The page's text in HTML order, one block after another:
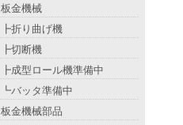
板金機械
┣折り曲げ機
┣切断機
┣成型ロール機準備中
┗バッタ準備中
板金機械部品